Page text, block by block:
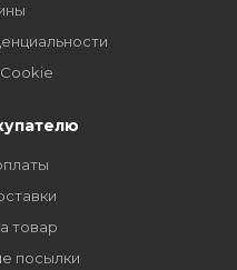
товар
посылки